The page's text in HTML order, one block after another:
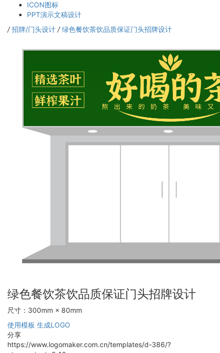
ICON图标
PPT演示文稿设计
/ 招牌/门头设计 / 绿色餐饮茶饮品质保证门头招牌设计
绿色餐饮茶饮品质保证门头招牌设计
尺寸：300mm × 80mm
使用模板 生成LOGO
分享
https://www.logomaker.com.cn/templates/d-386/?